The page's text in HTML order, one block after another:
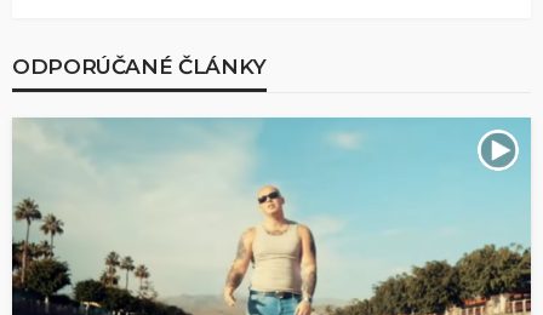
ODPORÚČANÉ ČLÁNKY